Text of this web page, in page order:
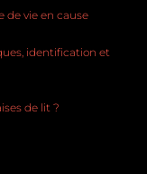
de vie en cause
identification et
de lit ?